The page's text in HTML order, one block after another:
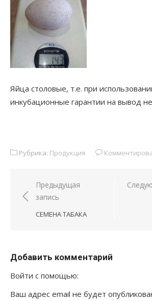
Яйца столовые, т.е. при
инкубационные гарантии на вывод
Рубрика: Продукция
Навигация
по
записям
Предыдущая
запись
СЕМЕНА ТАБАКА
Добавить комментарий
Войти с помощью:
Ваш адрес email не будет